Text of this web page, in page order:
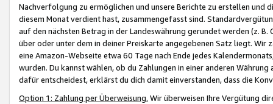
Nachverfolgung zu ermöglichen und unsere Berichte zu erstellen und
diesem Monat verdient hast, zusammengefasst sind.
auf den nächsten Betrag in der Landeswährung gerundet werden (z.
über oder unter dem in deiner Preiskarte angegebenen Satz liegt.
eine Amazon-Webseite etwa 60 Tage nach Ende jedes
wurden. Du kannst wählen, ob du Zahlungen in einer anderen
dafür entscheidest, erklärst du dich damit einverstanden, dass die
Option 1: Zahlung per Überweisung. Wir überweisen Ihre Vergütung